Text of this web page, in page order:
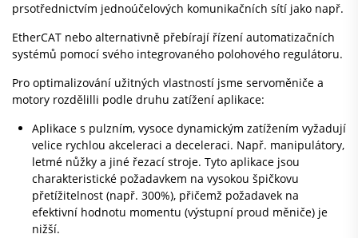
prsotřednictvím jednoúčelových komunikačních sítí jako např.
EtherCAT nebo alternativně přebírají řízení automatizačních
systémů pomocí svého integrovaného polohového regulátoru.
Pro optimalizování užitných vlastností jsme servoměniče a
motory rozdělilli podle druhu zatížení aplikace:
Aplikace s pulzním, vysoce dynamickým zatížením vyžadují
velice rychlou akceleraci a deceleraci. Např. manipulátory,
letmé nůžky a jiné řezací stroje. Tyto aplikace jsou
charakteristické požadavkem na vysokou špičkovu
přetížitelnost (např. 300%), přičemž požadavek na
efektivní hodnotu momentu (výstupní proud měniče) je
nižší.